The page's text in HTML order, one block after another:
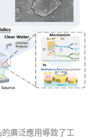
廣泛應用導致了工